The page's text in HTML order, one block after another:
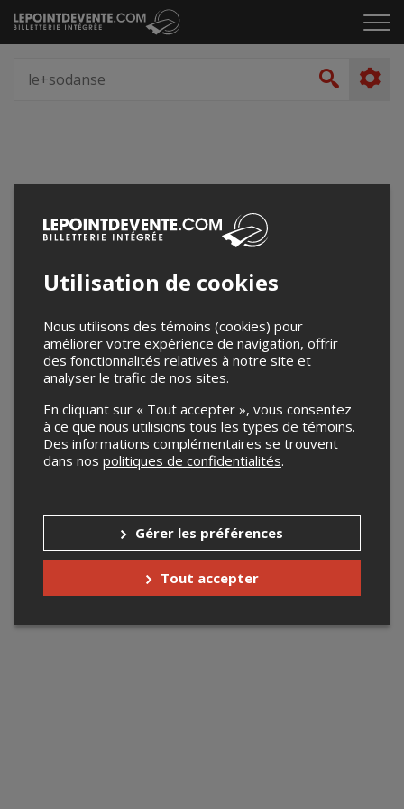
Passer
au
le
artiste,
Utilisation de cookies
Nous utilisons des témoins (cookies) pour
améliorer votre expérience de navigation, offrir
des fonctionnalités relatives à notre site et
analyser le trafic de nos sites.
En cliquant sur « Tout accepter », vous consentez
à ce que nous utilisions tous les types de témoins.
Des informations complémentaires se trouvent
dans nos politiques de confidentialités.
Gérer les préférences
Tout accepter